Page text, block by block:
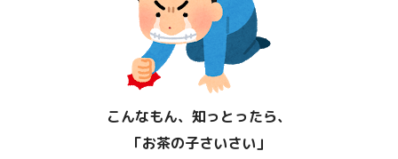
こんなもん、知っとったら、
「お茶の子さいさい」